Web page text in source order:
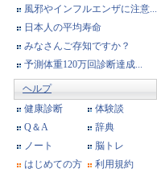
風邪やインフルエンザに注意...
日本人の平均寿命
みなさんご存知ですか？
予測体重120万回診断達成...
ヘルプ
健康診断
体験談
Q＆A
辞典
ノート
脳トレ
はじめての方
利用規約